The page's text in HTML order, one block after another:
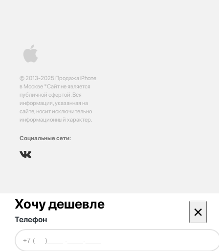
© 2013-2025 Продажа iPhone
в Москве *Сайт не является
публичной офертой. Вся
информация, указанная на
сайте, носит исключительно
информационный характер.
Социальные сети:
Хочу дешевле ×
Телефон